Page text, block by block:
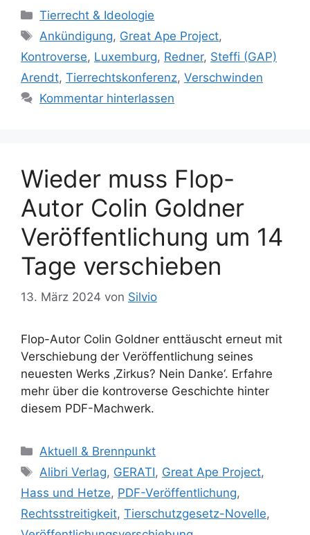
K
a
e
g
o
n
Tierrecht & Ideologie
S
c
l
a
r
t
e
Ankündigung, Great Ape Project,
Kontroverse, Luxemburg, Redner, Steffi (GAP)
Arendt, Tierrechtskonferenz, Verschwinden
Kommentar hinterlassen
Wieder muss Flop-
Autor Colin Goldner
Veröffentlichung um 14
Tage verschieben
13. März 2024 von Silvio
Flop-Autor Colin Goldner enttäuscht erneut mit
Verschiebung der Veröffentlichung seines
neuesten Werks ‚Zirkus? Nein Danke‘. Erfahre
mehr über die kontroverse Geschichte hinter
diesem PDF-Machwerk.
K
a
e
g
Aktuell & Brennpunkt
S
l
Alibri Verlag, GERATI, Great Ape Project,
Hass und Hetze, PDF-Veröffentlichung,
Rechtsstreitigkeit, Tierschutzgesetz-Novelle,